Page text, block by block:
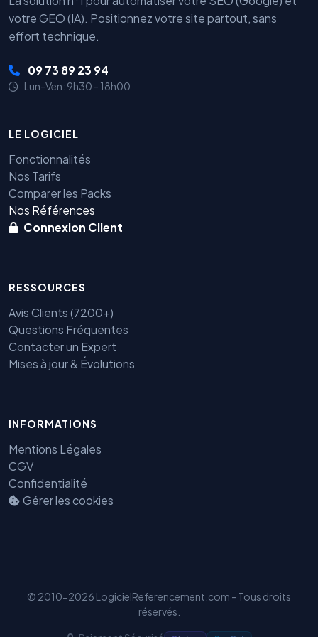
votre GEO (IA). Positionnez votre site partout, sans
effort technique.
09 73 89 23 94
Lun-Ven: 9h30 - 18h00
LE LOGICIEL
Fonctionnalités
Nos Tarifs
Comparer les Packs
Nos Références
Connexion Client
RESSOURCES
Avis Clients (7200+)
Questions Fréquentes
Contacter un Expert
Mises à jour & Évolutions
INFORMATIONS
Mentions Légales
CGV
Confidentialité
Gérer les cookies
© 2010-2026 LogicielReferencement.com - Tous droits
réservés.
GEO